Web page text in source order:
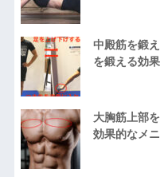
中殿筋を鍛
を鍛える効果
大胸筋上部
効果的なメ